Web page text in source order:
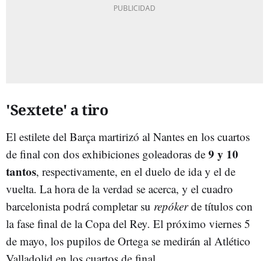
'Sextete' a tiro
El estilete del Barça martirizó al Nantes en los cuartos
de final con dos exhibiciones goleadoras de 9 y 10
tantos, respectivamente, en el duelo de ida y el de
vuelta. La hora de la verdad se acerca, y el cuadro
barcelonista podrá completar su repókerde títulos con
la fase final de la Copa del Rey. El próximo viernes 5
de mayo, los pupilos de Ortega se medirán al Atlético